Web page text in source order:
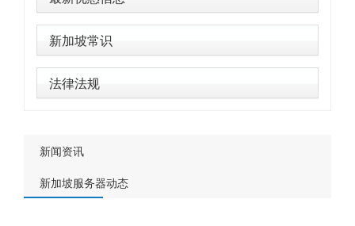
新加坡常识
法律法规
新闻资讯
新加坡服务器动态